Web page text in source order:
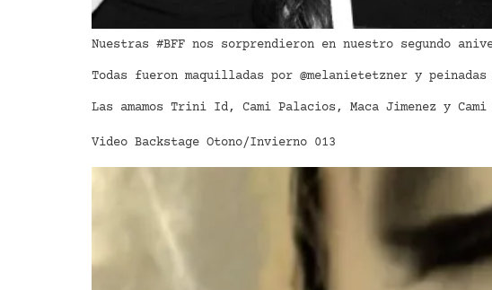
Nuestras #BFF nos sorprendieron en nuestro segundo
Todas fueron maquilladas por @melanietetzner y peinadas
Las amamos Trini Id, Cami Palacios, Maca Jimenez y Cami
Video Backstage Otono/Invierno 013